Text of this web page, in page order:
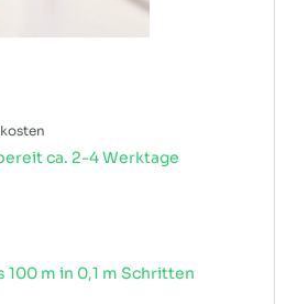
ca. 2-4 Werktage
100 m in 0,1 m Schritten